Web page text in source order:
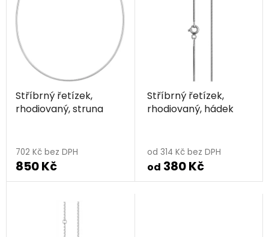
ů
Stříbrný řetízek,
rhodiovaný, struna
702 Kč bez DPH
850 Kč
Stříbrný řetízek,
rhodiovaný, hádek
hodnocení
produktu
je
od 314 Kč bez DPH
od 380 Kč